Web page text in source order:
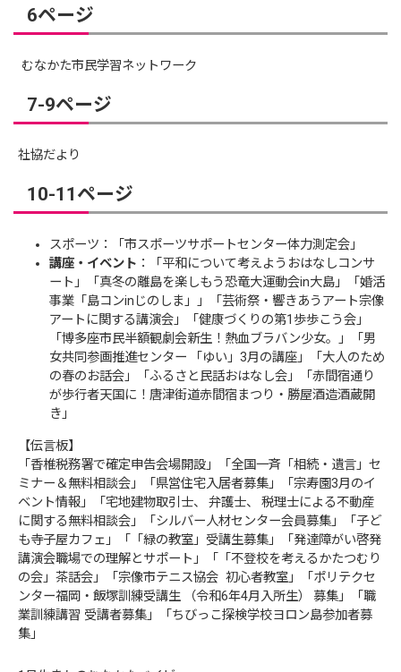
6ページ
むなかた市民学習ネットワーク
7-9ページ
社協だより
10-11ページ
スポーツ：「市スポーツサポートセンター体力測定会」
講座・イベント ：「平和について考えようおはなしコンサ
ート」「真冬の離島を楽しもう恐竜大運動会in大島」「婚活
事業「島コンinじのしま」」「芸術祭・響きあうアート宗像
アートに関する講演会」「健康づくりの第1歩歩こう会」
「博多座市民半額観劇会新生！熱血ブラバン少女。」「男
女共同参画推進センター 「ゆい」3月の講座」「大人のため
の春のお話会」「ふるさと民話おはなし会」「赤間宿通り
が歩行者天国に！唐津街道赤間宿まつり・勝屋酒造酒蔵開
き」
【伝言板】
「香椎税務署で確定申告会場開設」「全国一斉「相続・遺言」セ
ミナー＆無料相談会」「県営住宅入居者募集」「宗寿園3月のイ
ベント情報」「宅地建物取引士、 弁護士、 税理士による不動産
に関する無料相談会」「シルバー人材センター会員募集」「子ど
も寺子屋カフェ」「「緑の教室」受講生募集」「発達障がい啓発
講演会職場での理解とサポート」「「不登校を考えるかたつむり
の会」茶話会」「宗像市テニス協会 初心者教室」「ポリテクセ
ンター福岡・飯塚訓練受講生 （令和6年4月入所生） 募集」「職
業訓練講習 受講者募集」「ちびっこ探検学校ヨロン島参加者募
集」